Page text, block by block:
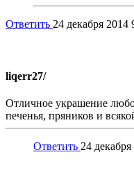
Ответить 24 декабря 2014
liqerr27/
Отличное украшение
печенья, пряников и
Ответить 24